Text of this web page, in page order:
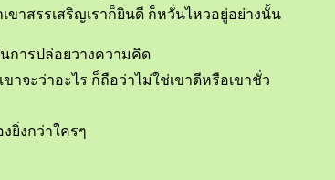
ขาสรรเสริญเราก็ยินดี ก็หวั่นไหวอยู่อย่างนั้น
การปล่อยวางความคิด
าจะว่าอะไร ก็ถือว่าไม่ใช่เขาดีหรือเขาชั่ว
ยิ่งกว่าใครๆ